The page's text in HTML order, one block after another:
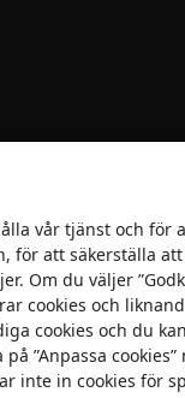
vår tjänst och för
för att säkerställa
Om du väljer
cookies och
cookies och du
”Anpassa
inte in cookies för